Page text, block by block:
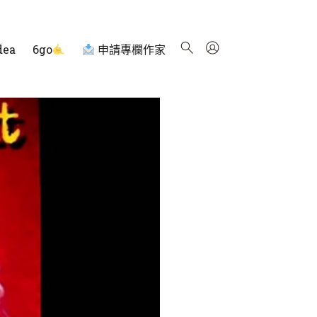
6go 申請專欄作家